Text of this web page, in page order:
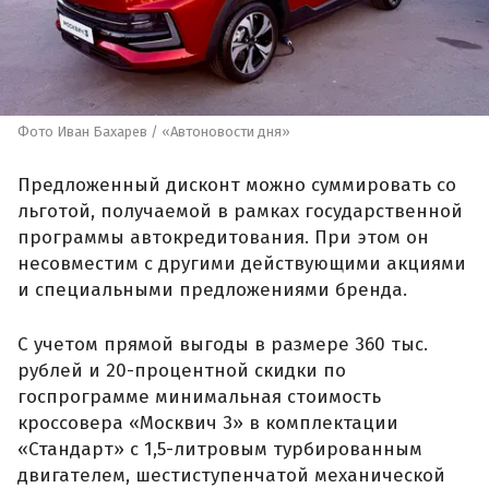
Фото Иван Бахарев / «Автоновости дня»
Предложенный дисконт можно суммировать со
льготой, получаемой в рамках государственной
программы автокредитования. При этом он
несовместим с другими действующими акциями
и специальными предложениями бренда.
С учетом прямой выгоды в размере 360 тыс.
рублей и 20-процентной скидки по
госпрограмме минимальная стоимость
кроссовера «Москвич 3» в комплектации
«Стандарт» с 1,5-литровым турбированным
двигателем, шестиступенчатой механической